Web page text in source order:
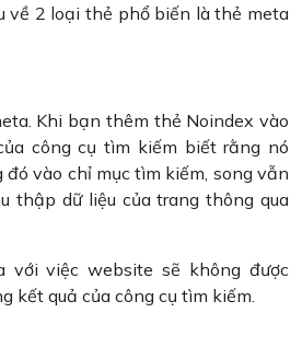
về 2 loại thẻ phổ biến là thẻ meta
Khi bạn thêm thẻ Noindex vào
công cụ tìm kiếm biết rằng nó
vào chỉ mục tìm kiếm, song vẫn
thập dữ liệu của trang thông qua
với việc website sẽ không được
kết quả của công cụ tìm kiếm.